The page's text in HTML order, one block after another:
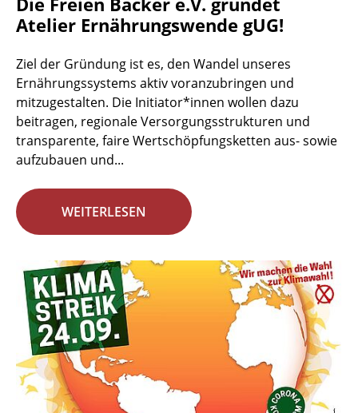
Atelier Ernährungswende gUG!
Ziel der Gründung ist es, den Wandel unseres
Ernährungssystems aktiv voranzubringen und
mitzugestalten. Die Initiator*innen wollen dazu
beitragen, regionale Versorgungsstrukturen und
transparente, faire Wertschöpfungsketten aus- sowie
aufzubauen und...
WEITERLESEN